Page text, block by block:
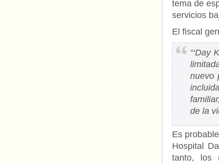
tema de
servicios
El fiscal
“‘Day
nuevo
de la
Es
Hospital
tanto, los